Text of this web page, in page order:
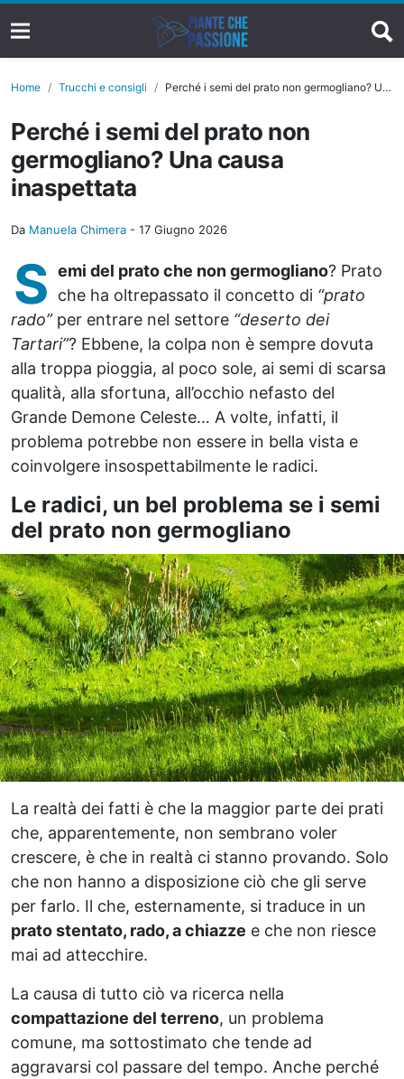
Home Trucchi e consigli Perché i semi del prato non germogliano? Una causa inaspettata
Perché i semi del prato non
germogliano? Una causa
inaspettata
Da Manuela Chimera - 17 Giugno 2026
S emi del prato che non germogliano? Prato
che ha oltrepassato il concetto di “prato
rado”per entrare nel settore “deserto dei
Tartari”? Ebbene, la colpa non è sempre dovuta
alla troppa pioggia, al poco sole, ai semi di scarsa
qualità, alla sfortuna, all’occhio nefasto del
Grande Demone Celeste… A volte, infatti, il
problema potrebbe non essere in bella vista e
coinvolgere insospettabilmente le radici.
Le radici, un bel problema se i semi
del prato non germogliano
La realtà dei fatti è che la maggior parte dei prati
che, apparentemente, non sembrano voler
crescere, è che in realtà ci stanno provando. Solo
che non hanno a disposizione ciò che gli serve
per farlo. Il che, esternamente, si traduce in un
prato stentato, rado, a chiazze e che non riesce
mai ad attecchire.
La causa di tutto ciò va ricerca nella
compattazione del terreno, un problema
comune, ma sottostimato che tende ad
aggravarsi col passare del tempo. Anche perché